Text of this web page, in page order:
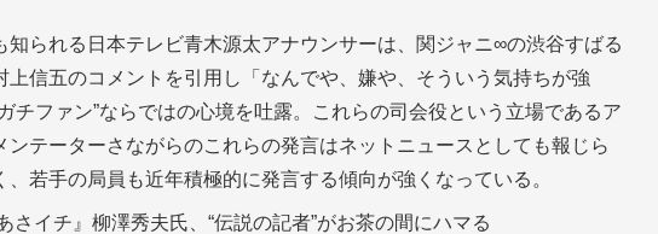
知られる日本テレビ青木源太アナウンサーは、関ジャニ∞の渋谷すばる
上信五のコメントを引用し「なんでや、嫌や、そういう気持ちが強
チファン”ならではの心境を吐露。これらの司会役という立場であるア
テーターさながらのこれらの発言はネットニュースとしても報じら
若手の局員も近年積極的に発言する傾向が強くなっている。
さイチ』柳澤秀夫氏、“伝説の記者”がお茶の間にハマる